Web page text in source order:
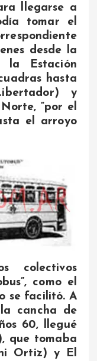
llegarse a
tomar el
desde la
la Estación
hasta
y
“por el
el arroyo
colectivos
como el
se facilitó. A
cancha de
60, llegué
que tomaba
Ortiz) y El